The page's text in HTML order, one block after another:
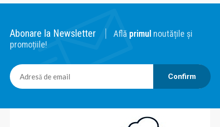
Abonare la Newsletter Află primul noutățile și
promoțiile!
Confirm